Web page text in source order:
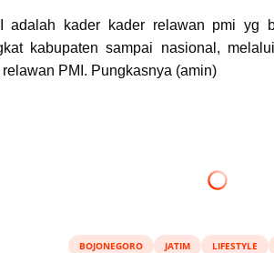
adalah kader kader relawan pmi
kabupaten sampai nasional,
PMI. Pungkasnya (amin)
BOJONEGORO JATIM LIFESTYLE